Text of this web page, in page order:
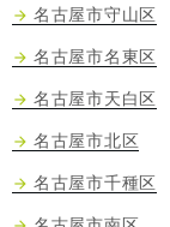
名古屋市守山区
名古屋市名東区
名古屋市天白区
名古屋市北区
名古屋市千種区